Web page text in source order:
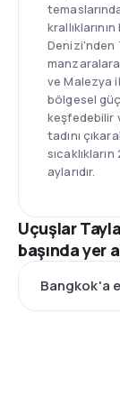
Denizi'nden
ve Malezya
bölgesel
keşfedebilir
tadını
aylarıdır.
Uçuşlar
başında yer
Bangkok'a